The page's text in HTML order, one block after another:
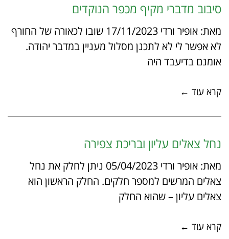
סיבוב מדברי מקיף מכפר הנוקדים
מאת: אופיר ורדי 17/11/2023 שובו לכאורה של החורף
לא אפשר לי לא לתכנן מסלול מעניין במדבר יהודה.
אומנם בדיעבד היה
קרא עוד ←
נחל צאלים עליון ובריכת צפירה
מאת: אופיר ורדי 05/04/2023 ניתן לחלק את נחל
צאלים המרשים למספר חלקים. החלק הראשון הוא
צאלים עליון – שהוא החלק
קרא עוד ←